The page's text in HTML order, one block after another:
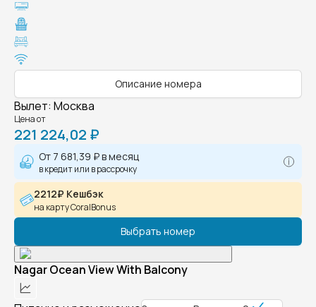
Описание номера
Вылет: Москва
Цена от
221 224,02 ₽
От 7 681,39 ₽в месяц
в кредит или в рассрочку
2212₽ Кешбэк
на карту CoralBonus
Выбрать номер
Nagar Ocean View With Balcony